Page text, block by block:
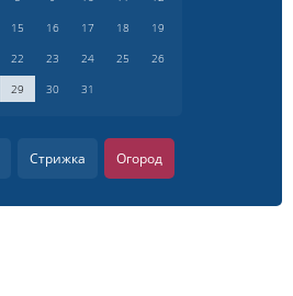
15 16 17 18
19
22 23 24 25
26
29 30 31
Стрижка Огород